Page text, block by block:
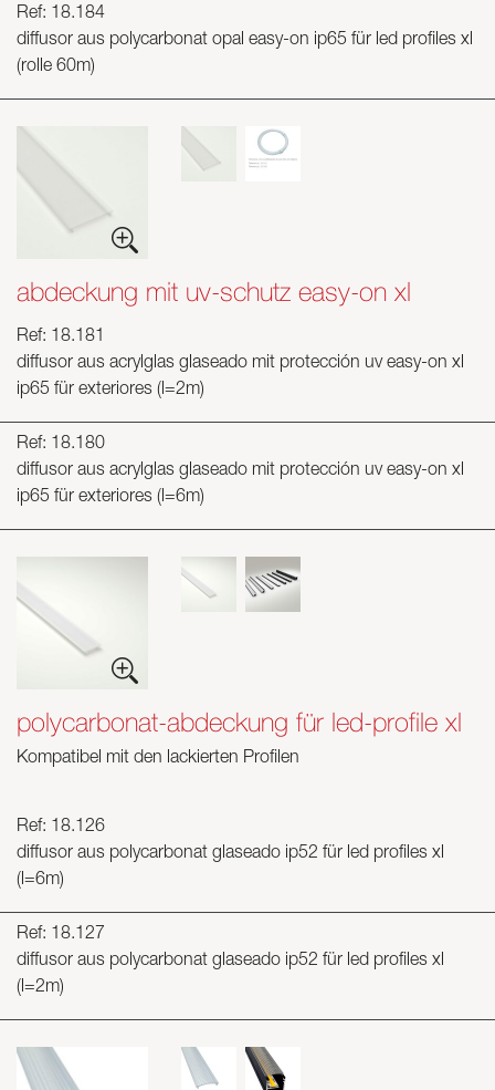
Ref: 18.184
diffusor aus polycarbonat opal easy-on ip65 für led profiles xl
(rolle 60m)
abdeckung mit uv-schutz easy-on xl
Ref: 18.181
diffusor aus acrylglas glaseado mit protección uv easy-on xl
ip65 für exteriores (l=2m)
Ref: 18.180
diffusor aus acrylglas glaseado mit protección uv easy-on xl
ip65 für exteriores (l=6m)
polycarbonat-abdeckung für led-profile xl
Kompatibel mit den lackierten Profilen
Ref: 18.126
diffusor aus polycarbonat glaseado ip52 für led profiles xl
(l=6m)
Ref: 18.127
diffusor aus polycarbonat glaseado ip52 für led profiles xl
(l=2m)